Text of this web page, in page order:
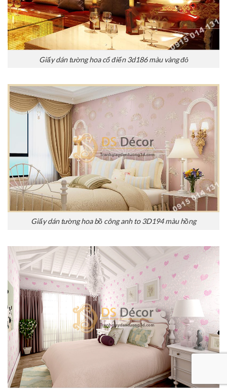
Giấy dán tường hoa cổ điển 3d186 màu vàng đỏ
Giấy dán tường hoa bồ công anh to 3D194 màu hồng